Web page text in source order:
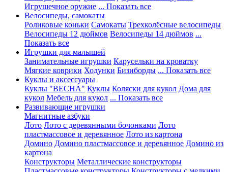
Игрушечное оружие ... Показать все
Велосипеды, самокаты
Роликовые коньки Самокаты Трехколёсные велосипеды
Велосипеды 12 дюймов Велосипеды 14 дюймов ...
Показать все
Игрушки для малышей
Занимательные игрушки Карусельки на кроватку
Мягкие коврики Ходунки Бизиборды ... Показать все
Куклы и аксессуары
Куклы "ВЕСНА" Куклы Коляски для кукол Дома для
кукол Мебель для кукол ... Показать все
Развивающие игрушки
Магнитные азбуки
Лото Лото с деревянными бочонками Лото
пластмассовое и деревянное Лото из картона
Домино Домино пластмассовое и деревянное Домино из
картона
Конструкторы Металлические конструкторы